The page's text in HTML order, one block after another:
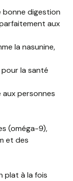
bonne digestion
aux
la nasunine,
la santé
aux personnes
(oméga-9),
et des
plat à la fois